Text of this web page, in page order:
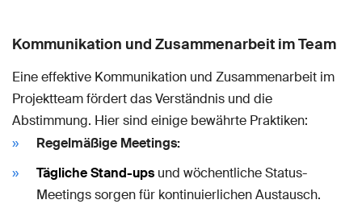
Kommunikation und Zusammenarbeit im Team
Eine effektive Kommunikation und Zusammenarbeit im
Projektteam fördert das Verständnis und die
Abstimmung. Hier sind einige bewährte Praktiken:
Regelmäßige Meetings:
Tägliche Stand-ups und wöchentliche Status-
Meetings sorgen für kontinuierlichen Austausch.